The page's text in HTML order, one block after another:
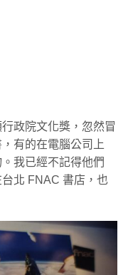
政院文化獎，忽然冒
有的在電腦公司上
我已經不記得他們
北 FNAC 書店，也